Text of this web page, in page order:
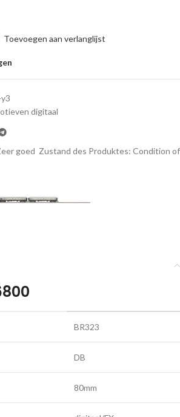
Toevoegen aan verlanglijst
digitaal
goed Zustand des Produktes: Condition of
BR323
DB
80mm